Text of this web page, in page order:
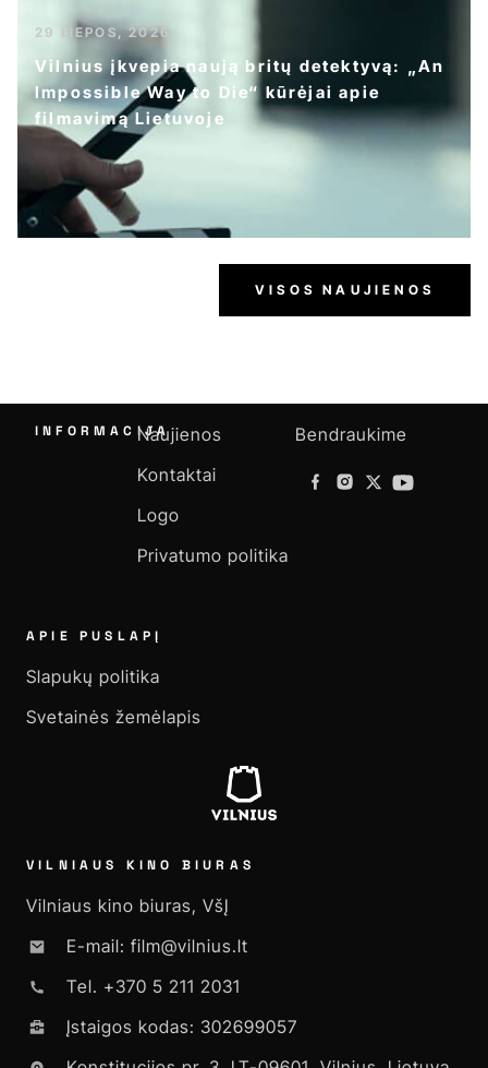
29 LIEPOS, 2026
Vilnius įkvepia naują britų detektyvą: „An
Impossible Way to Die“ kūrėjai apie
filmavimą Lietuvoje
VISOS NAUJIENOS
INFORMACIJANaujienos
Kontaktai
Logo
Privatumo politika
Bendraukime
APIE PUSLAPĮ
Slapukų politika
Svetainės žemėlapis
VILNIAUS KINO BIURAS
Vilniaus kino biuras, VšĮ
E-mail: film@vilnius.lt
Tel. +370 5 211 2031
Įstaigos kodas: 302699057